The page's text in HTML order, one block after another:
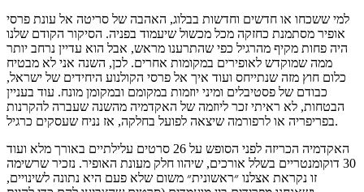
למי ששכחו או חדשים וחדשות בבלוג, האהבה של סריטה אל עונת פרסי
אופיר מסתמנת כחזקה מכל מכשול שיעמוד בפניה. הסיקור הקודם שלנו
היה פחות מקיף מהרגיל כפי שהתרענו מראש, אבל הוא עדיין נרחב יותר
ממה שמוקדש לאופירים במקומות אחרים. לכן, השנה אני לא מבטיח
כלום חוץ מזה שנתייחס ועוד איך אל פרסי הקולנוע היחידים של ישראל,
כבודם של פסטיבלים ומיני יוזמות במקומם ובמקומן מונח. עוד בעניין
הבטחות, לא ראיתי זכר ליוזמה של האקדמיה מהשנה שעברה להקרנות
בפריפריה או לרפורמה שיצאה לפועל בחלקה, אז נניח שעסקים כרגיל.
האקדמיה הכריזה לפני הסופש על 26 סרטים עלילתיים באורך מלא ועוד
30 דוקומנטריים בשלל אורכים, שיהוו חלק מעונת האופיר. נזכיר שרשימה
זו נקראת אצלנו ״ראשונית״ משום שלא פעם היא נתונה לשינויים,